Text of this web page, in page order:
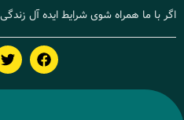
اگر با ما همراه شوی شرایط ایده آل